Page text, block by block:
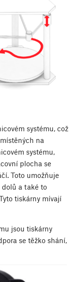
systému, což
na
systému,
plocha se
Toto umožňuje
dolů a také to
tiskárny mívají
jsou tiskárny
se těžko shání,